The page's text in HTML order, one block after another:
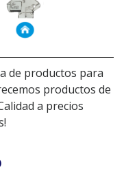
de productos para
productos de
a precios